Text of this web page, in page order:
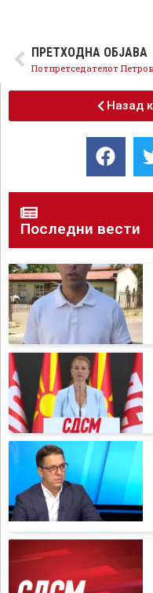
ПРЕТХОДНА ОБЈАВА
Назад
Последни вести